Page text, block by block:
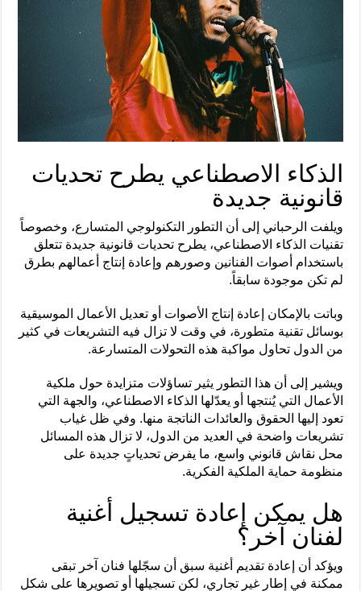
الذكاء الاصطناعي يطرح تحديات
قانونية جديدة
ويلفت الرحباني إلى أن التطور التكنولوجي المتسارع، وخصوصاً
تقنيات الذكاء الاصطناعي، يطرح تحديات قانونية جديدة تتعلق
باستخدام أصوات الفنانين وصورهم وإعادة إنتاج أعمالهم بطرق
لم تكن موجودة سابقاً.
وباتت بالإمكان إعادة إنتاج الأصوات أو تعديل الأعمال الموسيقية
بوسائل تقنية متطورة، في وقت لا تزال فيه التشريعات في كثير
من الدول تحاول مواكبة هذه التحولات المتسارعة.
ويشير إلى أن هذا التطور يثير تساؤلات متزايدة حول ملكية
الأعمال التي يُنتجها أو يعدّلها الذكاء الاصطناعي، والجهة التي
تعود إليها الحقوق والعائدات الناتجة منها. وفي ظل غياب
تشريعات واضحة في العديد من الدول، لا تزال هذه المسائل
محل نقاش قانوني واسع، ما يفرض تحدياتٍ جديدة على
منظومة حماية الملكية الفكرية.
هل يمكن إعادة تسجيل أغنية
لفنان آخر؟
ويؤكد أن إعادة تقديم أغنية سبق أن سجّلها فنان آخر تبقى
ممكنة في إطار غير تجاري، لكن تسجيلها أو تصويرها على شكل